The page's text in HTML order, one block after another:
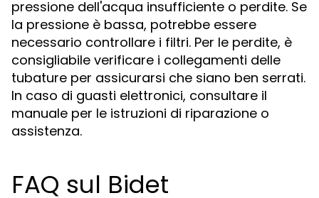
pressione dell'acqua insufficiente o perdite. Se
la pressione è bassa, potrebbe essere
necessario controllare i filtri. Per le perdite, è
consigliabile verificare i collegamenti delle
tubature per assicurarsi che siano ben serrati.
In caso di guasti elettronici, consultare il
manuale per le istruzioni di riparazione o
assistenza.
FAQ sul Bidet